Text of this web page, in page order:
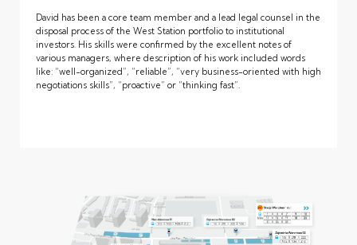
David has been a core team member and a lead legal counsel in the
disposal process of the West Station portfolio to institutional
investors. His skills were confirmed by the excellent notes of
various managers, where description of his work included words
like: “well-organized”, “reliable”, “very business-oriented with high
negotiations skills”, “proactive” or “thinking fast”.